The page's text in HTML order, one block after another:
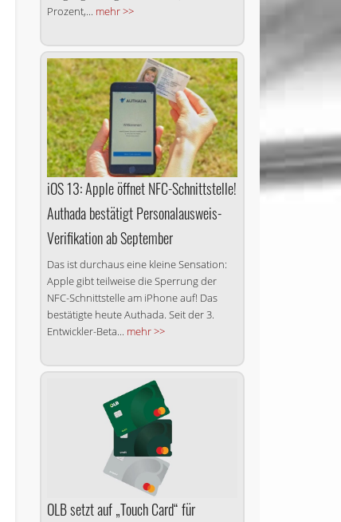
Prozent,... mehr >>
iOS 13: Apple öffnet NFC-Schnittstelle!
Authada bestätigt Personalausweis-
Verifikation ab September
Das ist durchaus eine kleine Sensation:
Apple gibt teilweise die Sperrung der
NFC-Schnittstelle am iPhone auf! Das
bestätigte heute Authada. Seit der 3.
Entwickler-Beta... mehr >>
OLB setzt auf „Touch Card“ für